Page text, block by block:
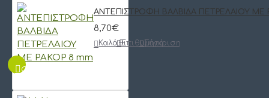
QUICKVIEW
ΑΝΤΕΠΙΣΤΡΟΦΗ ΒΑΛΒΙΔΑ ΠΕΤΡΕΛΑΙΟΥ ΜΕ
8,70€
ΚαλάθιΕπιθυμητό
Σύγκριση